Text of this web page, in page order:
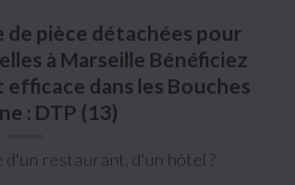
pièce détachées pour
à Marseille Bénéficiez
efficace dans les Bouches
: DTP (13)
restaurant, d'un hôtel ?